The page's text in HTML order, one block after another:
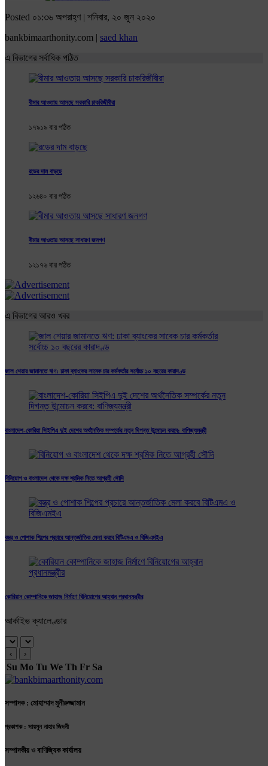
Posted ০১:৩৬ অপরাহ্ণ | শনিবার, ২০ জুন ২০২০
bankbimaarthonity.com | saed khan
এ বিভাগের সর্বাধিক পঠিত
বীমার আওতায় আসছে সরকারি চাকরিজীবীরা
১৭৯১৯ বার পঠিত
রডের দাম বাড়ছে
১২৬৪০ বার পঠিত
বীমার আওতায় আসছে সাধারণ জনগণ
১২১৭৬ বার পঠিত
এ বিভাগের আরও খবর
জাল শেয়ার জামানতে ঋণ: ঢাকা ব্যাংকের সাবেক চার কর্মকর্তার সর্বোচ্চ ১০ বছরের কারাদণ্ড
বাংলাদেশ-কোরিয়া সিইপিএ দুই দেশের অর্থনৈতিক সম্পর্কের নতুন দিগন্ত উন্মোচন করবে: বাণিজ্যমন্ত্রী
বিনিয়োগ ও বাংলাদেশ থেকে দক্ষ শ্রমিক নিতে আগ্রহী সৌদি
বস্ত্র ও পোশাক শিল্পের প্রচারে আন্তর্জাতিক মেলা করবে বিটিএমএ ও বিজিএমইএ
কোরিয়ান কোম্পানিকে জাহাজ নির্মাণে বিনিয়োগের আহ্বান প্রধানমন্ত্রীর
আর্কাইভ ক্যালেণ্ডার
‹ ›
Su Mo Tu We Th Fr Sa
সম্পাদক : মোহাম্মাদ মুনীরুজ্জামান
প্রকাশক : সায়মুন নাহার জিদনী
সম্পাদকীয় ও বাণিজ্যিক কার্যালয়